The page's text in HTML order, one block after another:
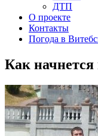
ДТП
О проекте
Контакты
Погода в
Как начнется